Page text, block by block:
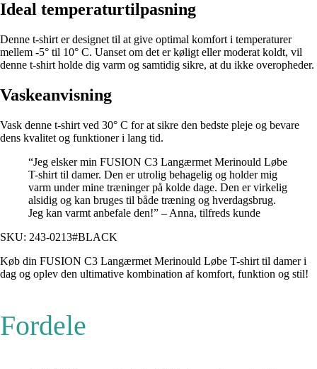
Ideal temperaturtilpasning
Denne t-shirt er designet til at give optimal komfort i temperaturer
mellem -5° til 10° C. Uanset om det er køligt eller moderat koldt, vil
denne t-shirt holde dig varm og samtidig sikre, at du ikke overopheder.
Vaskeanvisning
Vask denne t-shirt ved 30° C for at sikre den bedste pleje og bevare
dens kvalitet og funktioner i lang tid.
“Jeg elsker min FUSION C3 Langærmet Merinould Løbe
T-shirt til damer. Den er utrolig behagelig og holder mig
varm under mine træninger på kolde dage. Den er virkelig
alsidig og kan bruges til både træning og hverdagsbrug.
Jeg kan varmt anbefale den!” – Anna, tilfreds kunde
SKU: 243-0213#BLACK
Køb din FUSION C3 Langærmet Merinould Løbe T-shirt til damer i
dag og oplev den ultimative kombination af komfort, funktion og stil!
Fordele